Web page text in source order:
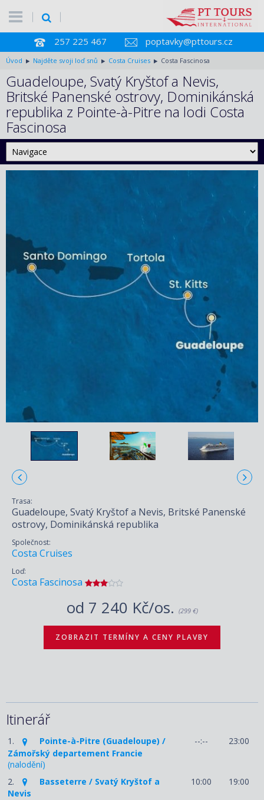
257 225 467 poptavky@pttours.cz
Úvod Najděte svoji loď snů Costa Cruises Costa Fascinosa
Guadeloupe, Svatý Kryštof a Nevis,
Britské Panenské ostrovy, Dominikánská
republika z Pointe-à-Pitre na lodi Costa
Fascinosa
Trasa:
Guadeloupe, Svatý Kryštof a Nevis, Britské Panenské
ostrovy, Dominikánská republika
Společnost:
Costa Cruises
Loď:
Costa Fascinosa
od 7 240 Kč/os. (299 €)
ZOBRAZIT TERMÍNY A CENY PLAVBY
Itinerář
1.
Pointe-à-Pitre (Guadeloupe) /
Zámořský departement Francie
(nalodění)
--:-- 23:00
2.
Basseterre / Svatý Kryštof a
Nevis
10:00 19:00